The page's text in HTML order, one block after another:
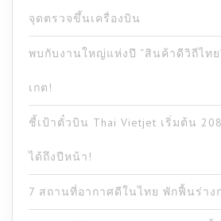
จุดตรวจขึ้นเครื่องบิน
พบกับงานใหญ่แห่งปี “สินค้าดีวิถีไท
เกต!
ชี้เป้าตั๋วบิน Thai Vietjet เริ่มต้น
ได้ถึงปีหน้า!
7 สถานที่อากาศดีในไทย พักฟื้นร่าง